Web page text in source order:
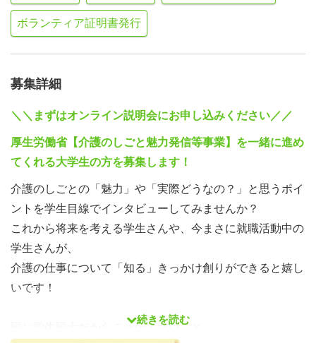
ボランティア証明書発行
募集詳細
＼＼まずはオンライン説明会にお申し込みください／／
厚生労働省【介護のしごと魅力発信等事業】を一緒に進め
てくれる大学生の方を募集します！
介護のしごとの「魅力」や「実際どうなの？」と思うポイ
ントを学生目線でインタビューしてみませんか？
これから将来を考える学生さんや、今まさに就職活動中の
学生さんが、
介護の仕事について「知る」きっかけ創りができると嬉し
いです！
同じ学生同士だからこそ伝えたいこと。
続きを読む